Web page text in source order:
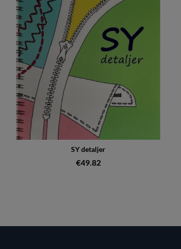
SY detaljer
€49.82